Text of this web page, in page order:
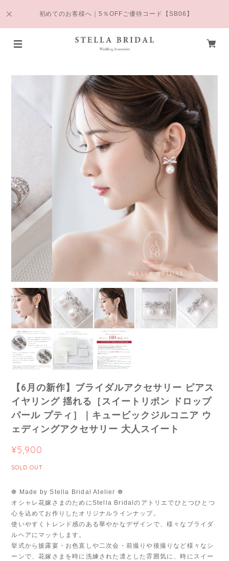
初めてのお客様へ｜5％OFFご優待コード【SB06】
【6月の新作】ブライダルアクセサリー ピアス
イヤリング 揺れる［スイートリボン ドロップ
パール プティ］｜キュービックジルコニア ウ
ェディングアクセサリー 大人スイート
¥5,900
SOLD OUT
❁ Made by Stella Bridal Atelier ❁
オシャレ花嫁さまのためにStella Bridalのアトリエでひとつひとつ
心を込めてお作りしたオリジナルラインナップ。
使いやすくトレンド感のある華やかなデザインで、様々なブライダ
ルヘアにマッチします。
挙式から披露宴・お色直しや二次会・前撮りや後撮りなど様々なシ
ーンで、花嫁さまを時に洗練された凛とした雰囲気に、時にスイー